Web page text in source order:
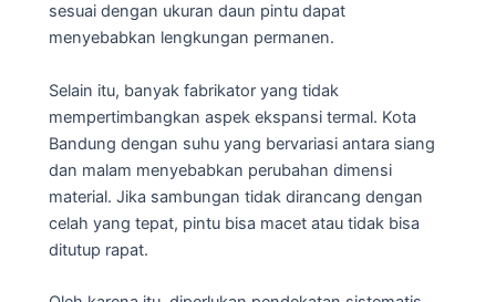
sesuai dengan ukuran daun pintu dapat
menyebabkan lengkungan permanen.
Selain itu, banyak fabrikator yang tidak
mempertimbangkan aspek ekspansi termal. Kota
Bandung dengan suhu yang bervariasi antara siang
dan malam menyebabkan perubahan dimensi
material. Jika sambungan tidak dirancang dengan
celah yang tepat, pintu bisa macet atau tidak bisa
ditutup rapat.